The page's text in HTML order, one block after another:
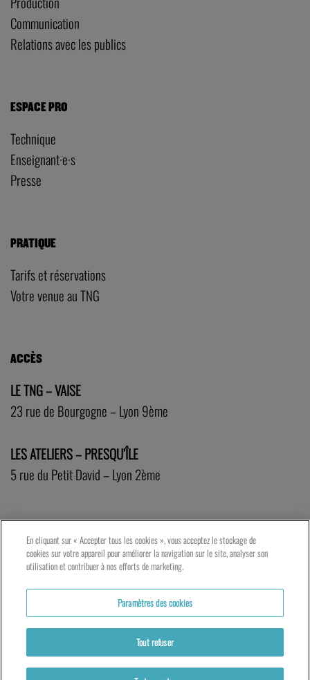
Communication
Relations avec les publics
ESPACE PRO
Technique
Enseignant·e·s
Presse
PRATIQUE
Tarifs et réservations
Votre venue au TNG
ACCÈS
LE TNG – VAISE
23 rue de Bourgogne – Lyon 9ème
LES ATELIERS – PRESQU’ÎLE
5 rue du Petit David – Lyon 2ème
En cliquant sur « Accepter tous les cookies », vous acceptez le stockage de
cookies sur votre appareil pour améliorer la navigation sur le site, analyser son
utilisation et contribuer à nos efforts de marketing.
Paramètres des cookies
Tout refuser